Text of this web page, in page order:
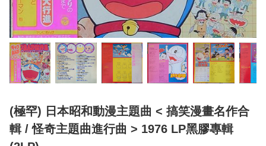
(極罕) 日本昭和動漫主題曲 < 搞笑漫畫名作合
輯 / 怪奇主題曲進行曲 > 1976 LP黑膠專輯